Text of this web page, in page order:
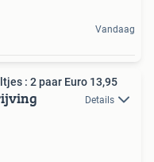
Vandaag
: 2 paar Euro 13,95
Details